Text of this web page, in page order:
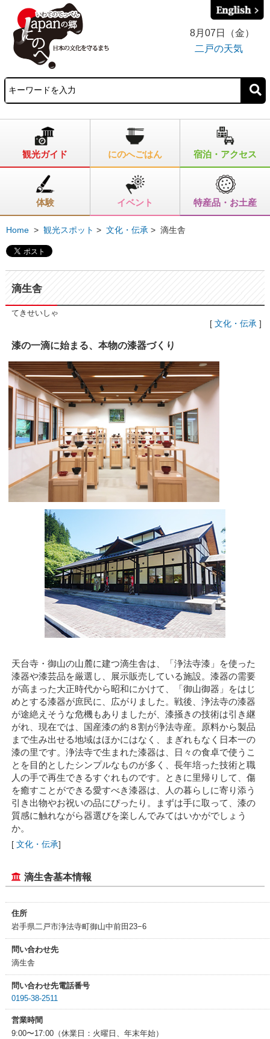
8月07日（金）
二戸の天気
観光ガイド にのへごはん 宿泊・アクセス
体験 イベント 特産品・お土産
Home > 観光スポット > 文化・伝承 > 滴生舎
滴生舎
てきせいしゃ
[文化・伝承 ]
漆の一滴に始まる、本物の漆器づくり
天台寺・御山の山麓に建つ滴生舎は、「浄法寺漆」を使った
漆器や漆芸品を厳選し、展示販売している施設。漆器の需要
が高まった大正時代から昭和にかけて、「御山御器」をはじ
めとする漆器が庶民に、広がりました。戦後、浄法寺の漆器
が途絶えそうな危機もありましたが、漆掻きの技術は引き継
がれ、現在では、国産漆の約８割が浄法寺産。原料から製品
まで生み出せる地域はほかにはなく、まぎれもなく日本一の
漆の里です。浄法寺で生まれた漆器は、日々の食卓で使うこ
とを目的としたシンプルなものが多く、長年培った技術と職
人の手で再生できるすぐれものです。ときに里帰りして、傷
を癒すことができる愛すべき漆器は、人の暮らしに寄り添う
引き出物やお祝いの品にぴったり。まずは手に取って、漆の
質感に触れながら器選びを楽しんでみてはいかがでしょう
か。
[ 文化・伝承]
滴生舎基本情報
住所
岩手県二戸市浄法寺町御山中前田23−6
問い合わせ先
滴生舎
問い合わせ先電話番号
0195-38-2511
営業時間
9:00〜17:00（休業日：火曜日、年末年始）